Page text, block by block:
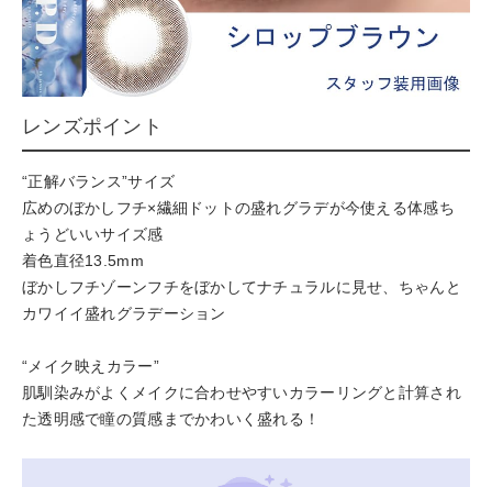
レンズポイント
“正解バランス”サイズ
広めのぼかしフチ×繊細ドットの盛れグラデが今使える体感ち
ょうどいいサイズ感
着色直径13.5mm
ぼかしフチゾーンフチをぼかしてナチュラルに見せ、ちゃんと
カワイイ盛れグラデーション
“メイク映えカラー”
肌馴染みがよくメイクに合わせやすいカラーリングと計算され
た透明感で瞳の質感までかわいく盛れる！